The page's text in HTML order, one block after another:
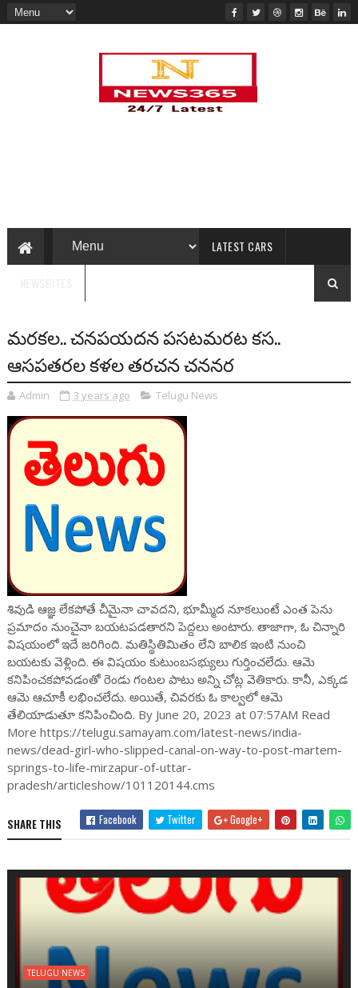
LATEST CARS
మరకల.. చనపయదన పసటమరట కస..
ఆసపతరల కళల తరచన చననర
Admin 3 years ago Telugu News
శివుడి ఆజ్ఞ‌ లేకపోతే చీమైనా చావదని, భూమ్మీద నూకలుంటే ఎంత పెను
ప్రమాదం నుంచైనా బయటపడతారని పెద్దలు అంటారు. తాజాగా, ఓ చిన్నారి
విషయంలో ఇదే జరిగింది. మతిస్థితిమితం లేని బాలిక ఇంటి నుంచి
బయటకు వెళ్లింది. ఈ విషయం కుటుంబసభ్యులు గుర్తించలేదు. ఆమె
కనిపించకపోవడంతో రెండు గంటల పాటు అన్ని చోట్ల వెతికారు. కానీ, ఎక్కడ
ఆమె ఆచూకీ లభించలేదు. అయితే, చివరకు ఓ కాల్వలో ఆమె
తేలియాడుతూ కనిపించింది. By June 20, 2023 at 07:57AM Read
More https://telugu.samayam.com/latest-news/india-
news/dead-girl-who-slipped-canal-on-way-to-post-martem-
springs-to-life-mirzapur-of-uttar-
pradesh/articleshow/101120144.cms
SHARE THIS Facebook Twitter Google+
TELUGU NEWS